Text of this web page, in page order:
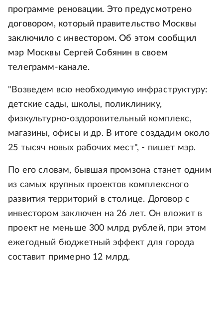
программе реновации. Это предусмотрено
договором, который правительство Москвы
заключило с инвестором. Об этом сообщил
мэр Москвы Сергей Собянин в своем
телеграмм-канале.
"Возведем всю необходимую инфраструктуру:
детские сады, школы, поликлинику,
физкультурно-оздоровительный комплекс,
магазины, офисы и др. В итоге создадим около
25 тысяч новых рабочих мест", - пишет мэр.
По его словам, бывшая промзона станет одним
из самых крупных проектов комплексного
развития территорий в столице. Договор с
инвестором заключен на 26 лет. Он вложит в
проект не меньше 300 млрд рублей, при этом
ежегодный бюджетный эффект для города
составит примерно 12 млрд.